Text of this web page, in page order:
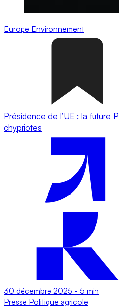
Europe Environnement
Présidence de l’UE : la future
chypriotes
30 décembre 2025 - 5 min
Presse Politique agricole